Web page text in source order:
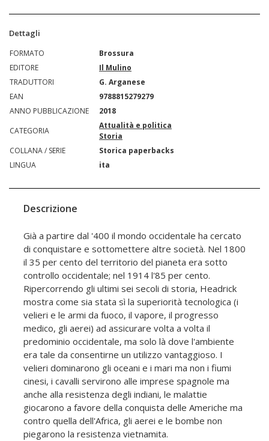
Dettagli
FORMATO
Brossura
EDITORE
Il Mulino
TRADUTTORI
G. Arganese
EAN
9788815279279
ANNO PUBBLICAZIONE
2018
CATEGORIA
Attualità e politica
Storia
COLLANA / SERIE
Storica paperbacks
LINGUA
ita
Descrizione
Già a partire dal '400 il mondo occidentale ha cercato
di conquistare e sottomettere altre società. Nel 1800
il 35 per cento del territorio del pianeta era sotto
controllo occidentale; nel 1914 l'85 per cento.
Ripercorrendo gli ultimi sei secoli di storia, Headrick
mostra come sia stata sì la superiorità tecnologica (i
velieri e le armi da fuoco, il vapore, il progresso
medico, gli aerei) ad assicurare volta a volta il
predominio occidentale, ma solo là dove l'ambiente
era tale da consentirne un utilizzo vantaggioso. I
velieri dominarono gli oceani e i mari ma non i fiumi
cinesi, i cavalli servirono alle imprese spagnole ma
anche alla resistenza degli indiani, le malattie
giocarono a favore della conquista delle Americhe ma
contro quella dell'Africa, gli aerei e le bombe non
piegarono la resistenza vietnamita.